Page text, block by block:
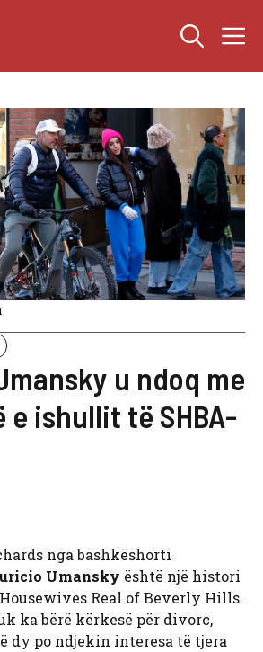
u ndoq me
e ishullit të SHBA-
nga bashkëshorti
Umansky është një histori
Real of Beverly Hills.
ka bërë kërkesë për divorc,
dy po ndjekin interesa të tjera